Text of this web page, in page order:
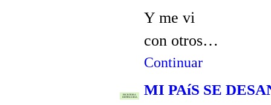
Y me vi
con otros…
Continuar
ESCRITORA
DISTINGUIDA
MI PAíS SE